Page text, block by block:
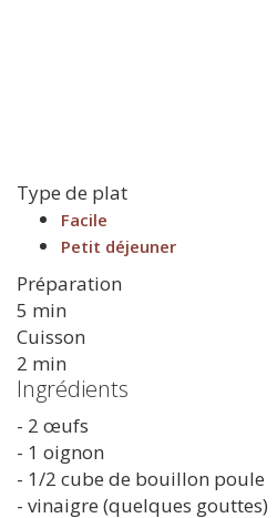
Type de plat
Facile
Petit déjeuner
Préparation
5 min
Cuisson
2 min
Ingrédients
- 2 œufs
- 1 oignon
- 1/2 cube de bouillon poule
- vinaigre (quelques gouttes)